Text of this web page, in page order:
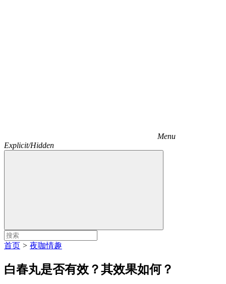
Menu
Explicit/Hidden
首页 > 夜咖情趣
白春丸是否有效？其效果如何？